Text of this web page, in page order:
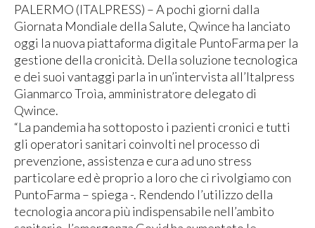
PALERMO (ITALPRESS) – A pochi giorni dalla
Giornata Mondiale della Salute, Qwince ha lanciato
oggi la nuova piattaforma digitale PuntoFarma per la
gestione della cronicità. Della soluzione tecnologica
e dei suoi vantaggi parla in un’intervista all’Italpress
Gianmarco Troìa, amministratore delegato di
Qwince.
“La pandemia ha sottoposto i pazienti cronici e tutti
gli operatori sanitari coinvolti nel processo di
prevenzione, assistenza e cura ad uno stress
particolare ed è proprio a loro che ci rivolgiamo con
PuntoFarma – spiega -. Rendendo l’utilizzo della
tecnologia ancora più indispensabile nell’ambito